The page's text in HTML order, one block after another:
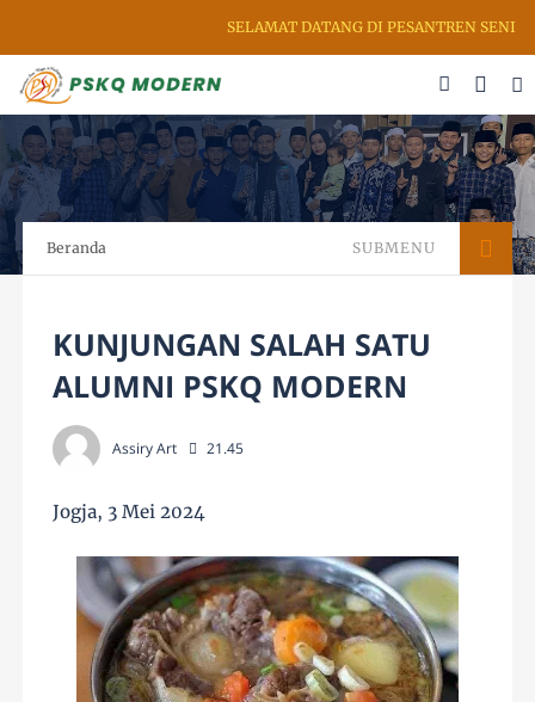
SELAMAT DATANG DI PESANTREN SENI
Beranda SUBMENU
KUNJUNGAN SALAH SATU
ALUMNI PSKQ MODERN
Assiry Art 21.45
Jogja, 3 Mei 2024